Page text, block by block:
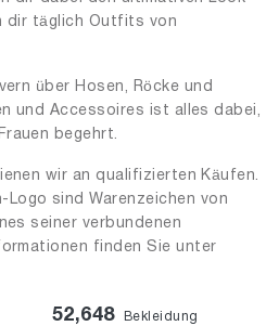
dir täglich Outfits von
über Hosen, Röcke und
und Accessoires ist alles dabei,
begehrt.
wir an qualifizierten Käufen.
Logo sind Warenzeichen von
seiner verbundenen
finden Sie unter
52,648 Bekleidung